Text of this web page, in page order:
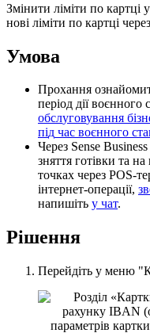
Змінити ліміти по картці у
нові ліміти по картці через
Умова
Прохання ознайоми
період дії воєнного с
обслуговування бізн
під час воєнного ста
Через Sense Business
зняття готівки та на
точках через POS-те
інтернет-операції, зв
напишіть у чат.
Рішення
Перейдіть у меню "